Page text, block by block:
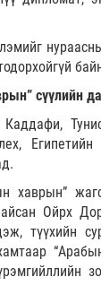
сүүлийн
хаврын”
Ойрх
түүхийн